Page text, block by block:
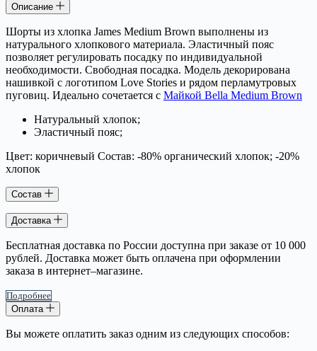
Описание
Шорты из хлопка James Medium Brown выполнены из
натурального хлопкового материала. Эластичный пояс
позволяет регулировать посадку по индивидуальной
необходимости. Свободная посадка. Модель декорирована
нашивкой с логотипом Love Stories и рядом перламутровых
пуговиц. Идеально сочетается с Майкой Bella Medium Brown
Натуральный хлопок;
Эластичный пояс;
Цвет: коричневый Состав: -80% органический хлопок; -20%
хлопок
Состав
Доставка
Бесплатная доставка по России доступна при заказе от 10 000
рублей. Доставка может быть оплачена при оформлении
заказа в интернет–магазине.
Подробнее
Оплата
Вы можете оплатить заказ одним из следующих способов: